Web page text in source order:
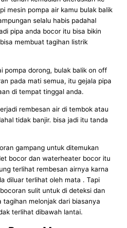
mesin pompa air kamu bulak balik
selalu habis padahal
pipa anda bocor itu bisa bikin
membuat tagihan listrik
pompa dorong, bulak balik on off
pada mati semua, itu gejala pipa
di tempat tinggal anda.
rembesan air di tembok atau
tidak banjir. bisa jadi itu tanda
gampang untuk ditemukan
bocor dan waterheater bocor itu
terlihat rembesan airnya karna
diluar terlihat oleh mata . Tapi
sulit untuk di deteksi dan
tagihan melonjak dari biasanya
terlihat dibawah lantai.